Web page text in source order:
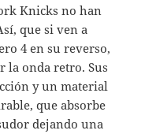
Knicks no han
que si ven a
4 en su reverso,
la onda retro. Sus
y un material
que absorbe
dejando una